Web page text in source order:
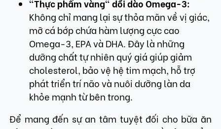
"Thực phẩm vàng" dồi dào Omega-3:
Không chỉ mang lại sự thỏa mãn về vị giác,
mỡ cá bớp chứa hàm lượng cực cao
Omega-3, EPA và DHA. Đây là những
dưỡng chất tự nhiên quý giá giúp giảm
cholesterol, bảo vệ hệ tim mạch, hỗ trợ
phát triển trí não và nuôi dưỡng làn da
khỏe mạnh từ bên trong.
Để mang đến sự an tâm tuyệt đối cho bữa ăn